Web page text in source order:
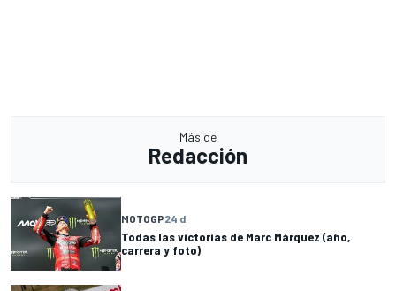
Más de
Redacción
MOTOGP24 d
Todas las victorias de Marc Márquez (año,
carrera y foto)